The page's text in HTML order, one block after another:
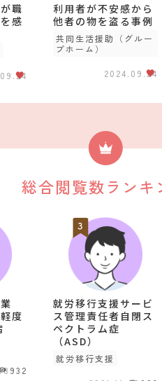
職
感
利用者が不安感から
他者の物を盗る事例
共同生活援助（グルー
プホーム）
2024.09.24
総合閲覧数ランキ
度
932
就労移行支援サービ
ス管理責任者自閉ス
ペクトラム症
（ASD）
就労移行支援